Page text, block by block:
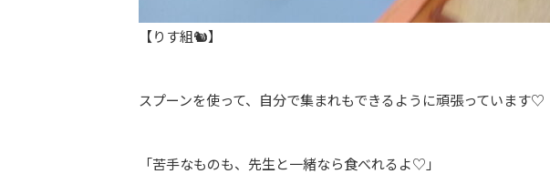
【りす組🐿】
スプーンを使って、自分で集まれもできるように頑張っています♡
「苦手なものも、先生と一緒なら食べれるよ♡」